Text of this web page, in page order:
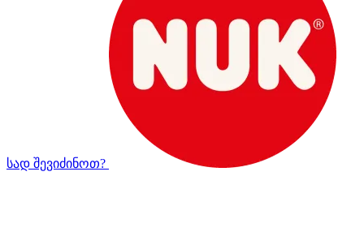
სად შევიძინოთ?